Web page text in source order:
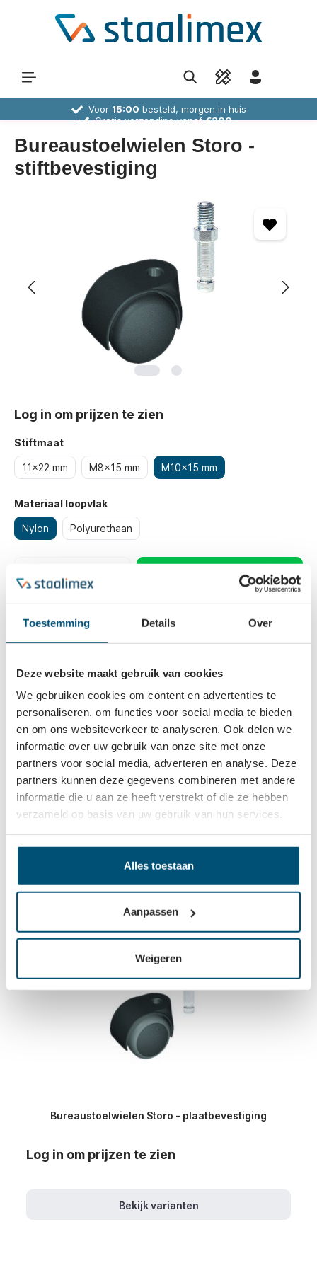
Toestemming Details Over
Deze website maakt gebruik van cookies
We gebruiken cookies om content en advertenties te
personaliseren, om functies voor social media te bieden
en om ons websiteverkeer te analyseren. Ook delen we
informatie over uw gebruik van onze site met onze
partners voor social media, adverteren en analyse. Deze
partners kunnen deze gegevens combineren met andere
informatie die u aan ze heeft verstrekt of die ze hebben
verzameld op basis van uw gebruik van hun services.
Alles toestaan
Aanpassen
Weigeren
Voor 15:00 besteld, morgen in huis
Gratis verzending vanaf€300,-
Bureaustoelwielen Storo -
stiftbevestiging
Log in om prijzen te zien
Stiftmaat
11x22 mm M8x15 mm M10x15 mm
Materiaal loopvlak
Nylon Polyurethaan
Bestellen
Belangrijkste eigenschappen
Wieldiameter 50 mm
Bouwhoogte 60.50 mm
Draagvermogen 50 kg
Beschrijving
Deze Storo dubbelrol wieltjes hebben een wieldiameter
van Ø50mm. De multifunctionele bureaustoelwielen hebben
een hoog draag…Meer
Gerelateerd
Bureaustoelwielen Storo - plaatbevestiging
Log in om prijzen te zien
Bekijk varianten